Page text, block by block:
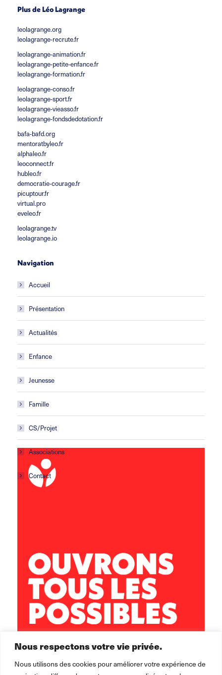
Nous respectons votre vie privée.
Nous utilisons des cookies pour améliorer votre expérience de
Plus de Léo Lagrange
leolagrange.org
leolagrange-recrute.fr
leolagrange-animation.fr
leolagrange-petite-enfance.fr
leolagrange-formation.fr
leolagrange-conso.fr
leolagrange-sport.fr
leolagrange-vieasso.fr
leolagrange-fondsdedotation.fr
bafa-bafd.org
mentoratbyleo.fr
alphaleo.fr
leoconnect.fr
hubleo.fr
democratie-courage.fr
picuptour.fr
virtual.pro
eveleo.fr
leolagrange.tv
leolagrange.io
Navigation
Accueil
Présentation
Actualités
Enfance
Jeunesse
Famille
CS/Projet
Associations
Contact
brest.horizons@leolagrange.org